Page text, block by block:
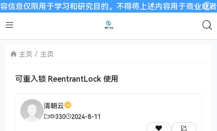
仅限用于学习和研究目的。不得将上述内容用于商业或者
主页 主页
可重入锁 ReentrantLock 使用
清朝云
330 2024-8-11